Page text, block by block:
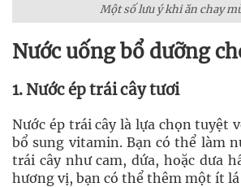
Một số lưu ý khi ăn chay
Nước uống bổ dưỡng
1. Nước ép trái cây tươi
Nước ép trái cây là lựa chọn tuyệt
bổ sung vitamin. Bạn có thể làm
trái cây như cam, dứa, hoặc dưa
hương vị, bạn có thể thêm một ít lá